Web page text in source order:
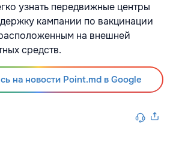
узнать передвижные центры
кампании по вакцинации
на внешней
средств.
на новости Point.md в Google